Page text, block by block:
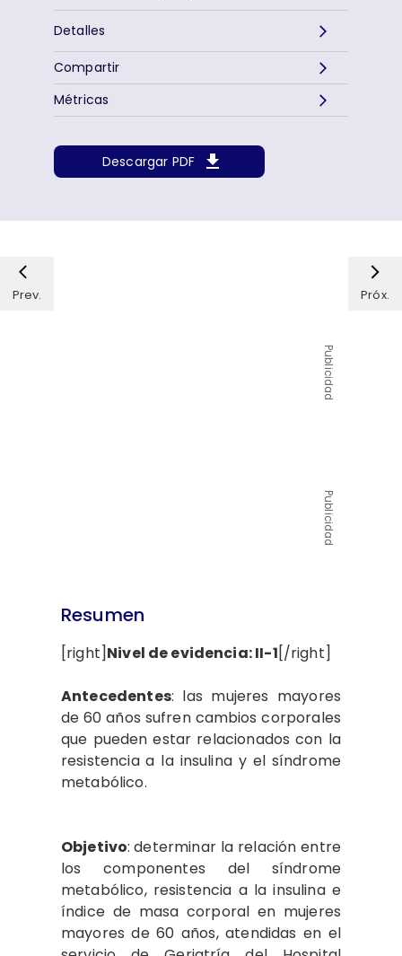
Detalles
Descargar PDF
Métricas
Compartir
Prev. Próx.
Publicidad
Publicidad
Resumen
[right]Nivel de evidencia: II-1[/right]
Antecedentes: las mujeres mayores
de 60 años sufren cambios corporales
que pueden estar relacionados con la
resistencia a la insulina y el síndrome
metabólico.
Objetivo: determinar la relación entre
los componentes del síndrome
metabólico, resistencia a la insulina e
índice de masa corporal en mujeres
mayores de 60 años, atendidas en el